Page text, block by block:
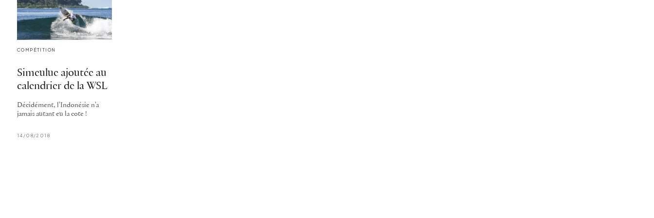
COMPÉTITION
Simeulue ajoutée au
calendrier de la WSL
Décidément, l'Indonésie n'a
jamais autant eu la cote !
14/08/2018